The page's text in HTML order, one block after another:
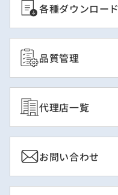
各種ダウンロード
品質管理
代理店一覧
お問い合わせ